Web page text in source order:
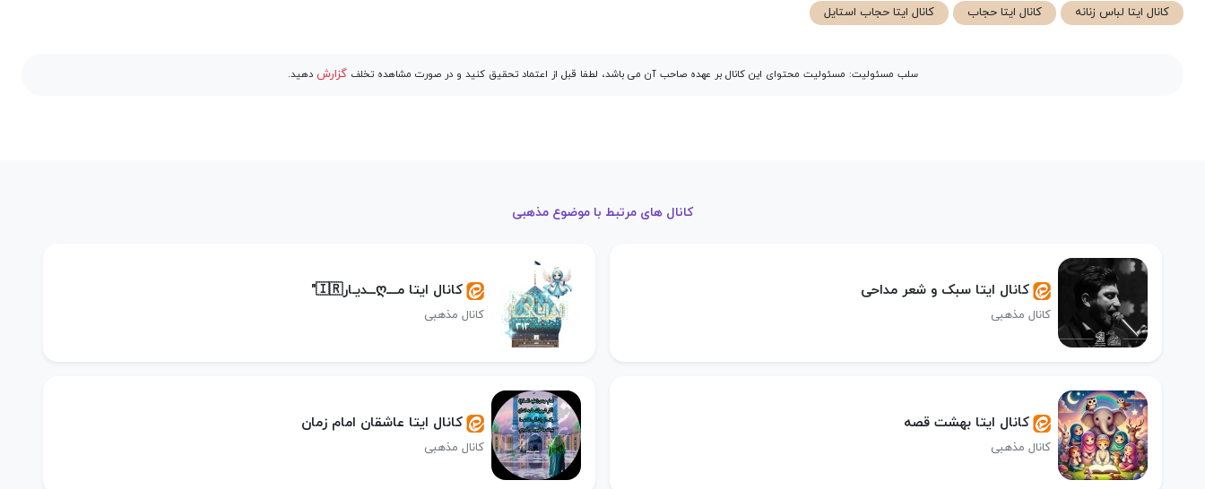
کانال ایتا لباس زنانه کانال ایتا حجاب کانال ایتا حجاب استایل
سلب مسئولیت: مسئولیت محتوای این کانال بر عهده صاحب آن می باشد، لطفا قبل از اعتماد تحقیق کنید و در صورت مشاهده تخلفگزارش دهید.
کانال های مرتبط با موضوع مذهبی
کانال ایتا سبک و شعر مداحی
کانال مذهبی
کانال ایتا مــــღـــدیـار🇮🇷"
کانال مذهبی
کانال ایتا بهشت قصه
کانال مذهبی
کانال ایتا عاشقان امام زمان
کانال مذهبی